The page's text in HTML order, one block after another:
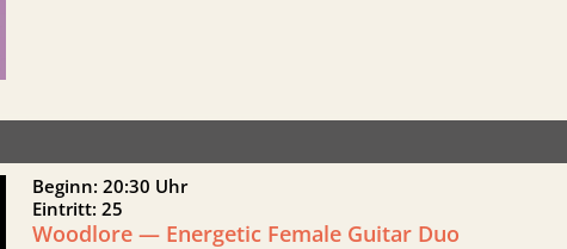
Beginn: 20:30 Uhr
Eintritt: 25
Woodlore — Energetic Female Guitar Duo